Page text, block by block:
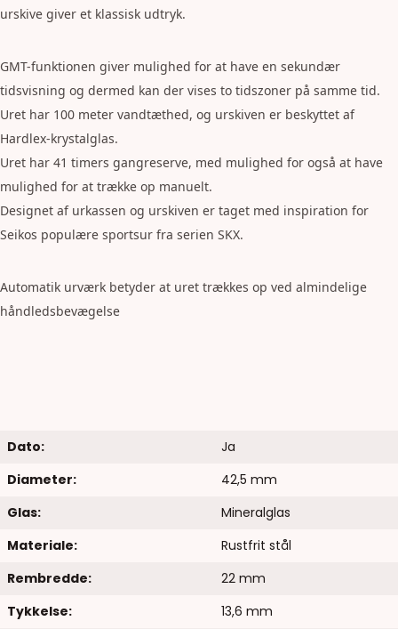
urskive giver et klassisk udtryk.
GMT-funktionen giver mulighed for at have en sekundær
tidsvisning og dermed kan der vises to tidszoner på samme tid.
Uret har 100 meter vandtæthed, og urskiven er beskyttet af
Hardlex-krystalglas.
Uret har 41 timers gangreserve, med mulighed for også at have
mulighed for at trække op manuelt.
Designet af urkassen og urskiven er taget med inspiration for
Seikos populære sportsur fra serien SKX.
Automatik urværk betyder at uret trækkes op ved almindelige
håndledsbevægelse
Dato:
Ja
Diameter:
42,5 mm
Glas:
Mineralglas
Materiale:
Rustfrit stål
Rembredde:
22 mm
Tykkelse:
13,6 mm